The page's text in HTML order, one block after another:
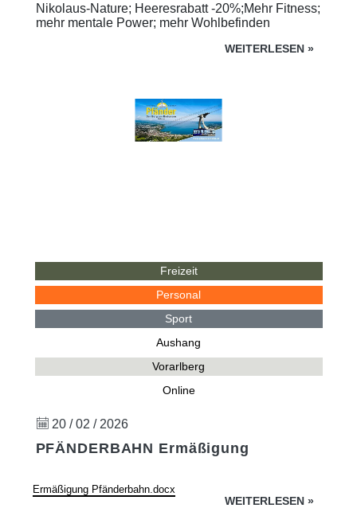
Nikolaus-Nature; Heeresrabatt -20%;Mehr Fitness;
mehr mentale Power; mehr Wohlbefinden
WEITERLESEN »
Freizeit
Personal
Sport
Aushang
Vorarlberg
Online
20 / 02 / 2026
PFÄNDERBAHN Ermäßigung
Ermäßigung Pfänderbahn.docx
WEITERLESEN »